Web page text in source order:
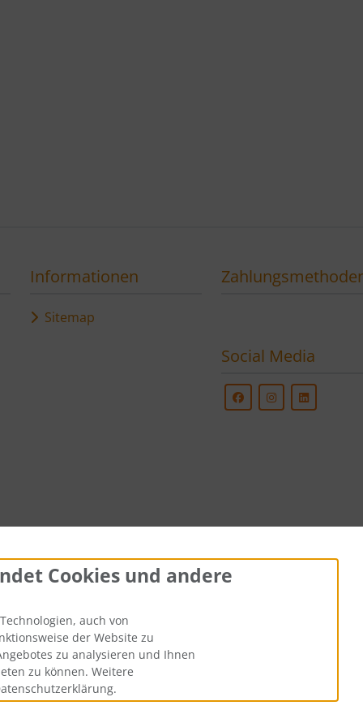
Informationen
Sitemap
Social Media
zzgl.Versandkosten
Cookies und andere
auch von
der Website zu
zu analysieren und Ihnen
zu können. Weitere